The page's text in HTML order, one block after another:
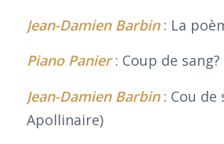
Jean-Damien Barbin: La
Piano Panier: Coup de sang?
Jean-Damien Barbin: Cou de
Apollinaire)